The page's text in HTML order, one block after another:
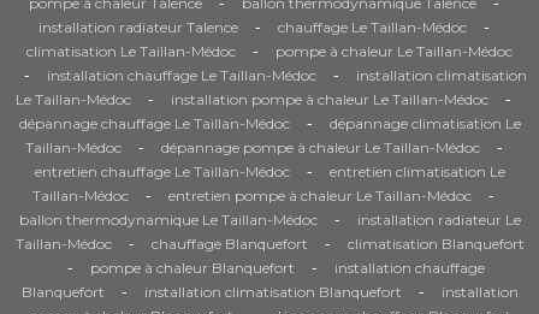
installation radiateur Talence - chauffage Le Taillan-Médoc -
climatisation Le Taillan-Médoc - pompe à chaleur Le Taillan-Médoc
- installation chauffage Le Taillan-Médoc -
installation climatisation
Le Taillan-Médoc
- installation pompe à chaleur Le Taillan-Médoc -
dépannage chauffage Le Taillan-Médoc -
dépannage climatisation Le
Taillan-Médoc
- dépannage pompe à chaleur Le Taillan-Médoc -
entretien chauffage Le Taillan-Médoc -
entretien climatisation Le
Taillan-Médoc
- entretien pompe à chaleur Le Taillan-Médoc -
ballon thermodynamique Le Taillan-Médoc -
installation radiateur Le
Taillan-Médoc
- chauffage Blanquefort - climatisation Blanquefort
- pompe à chaleur Blanquefort -
installation chauffage
Blanquefort
- installation climatisation Blanquefort -
installation